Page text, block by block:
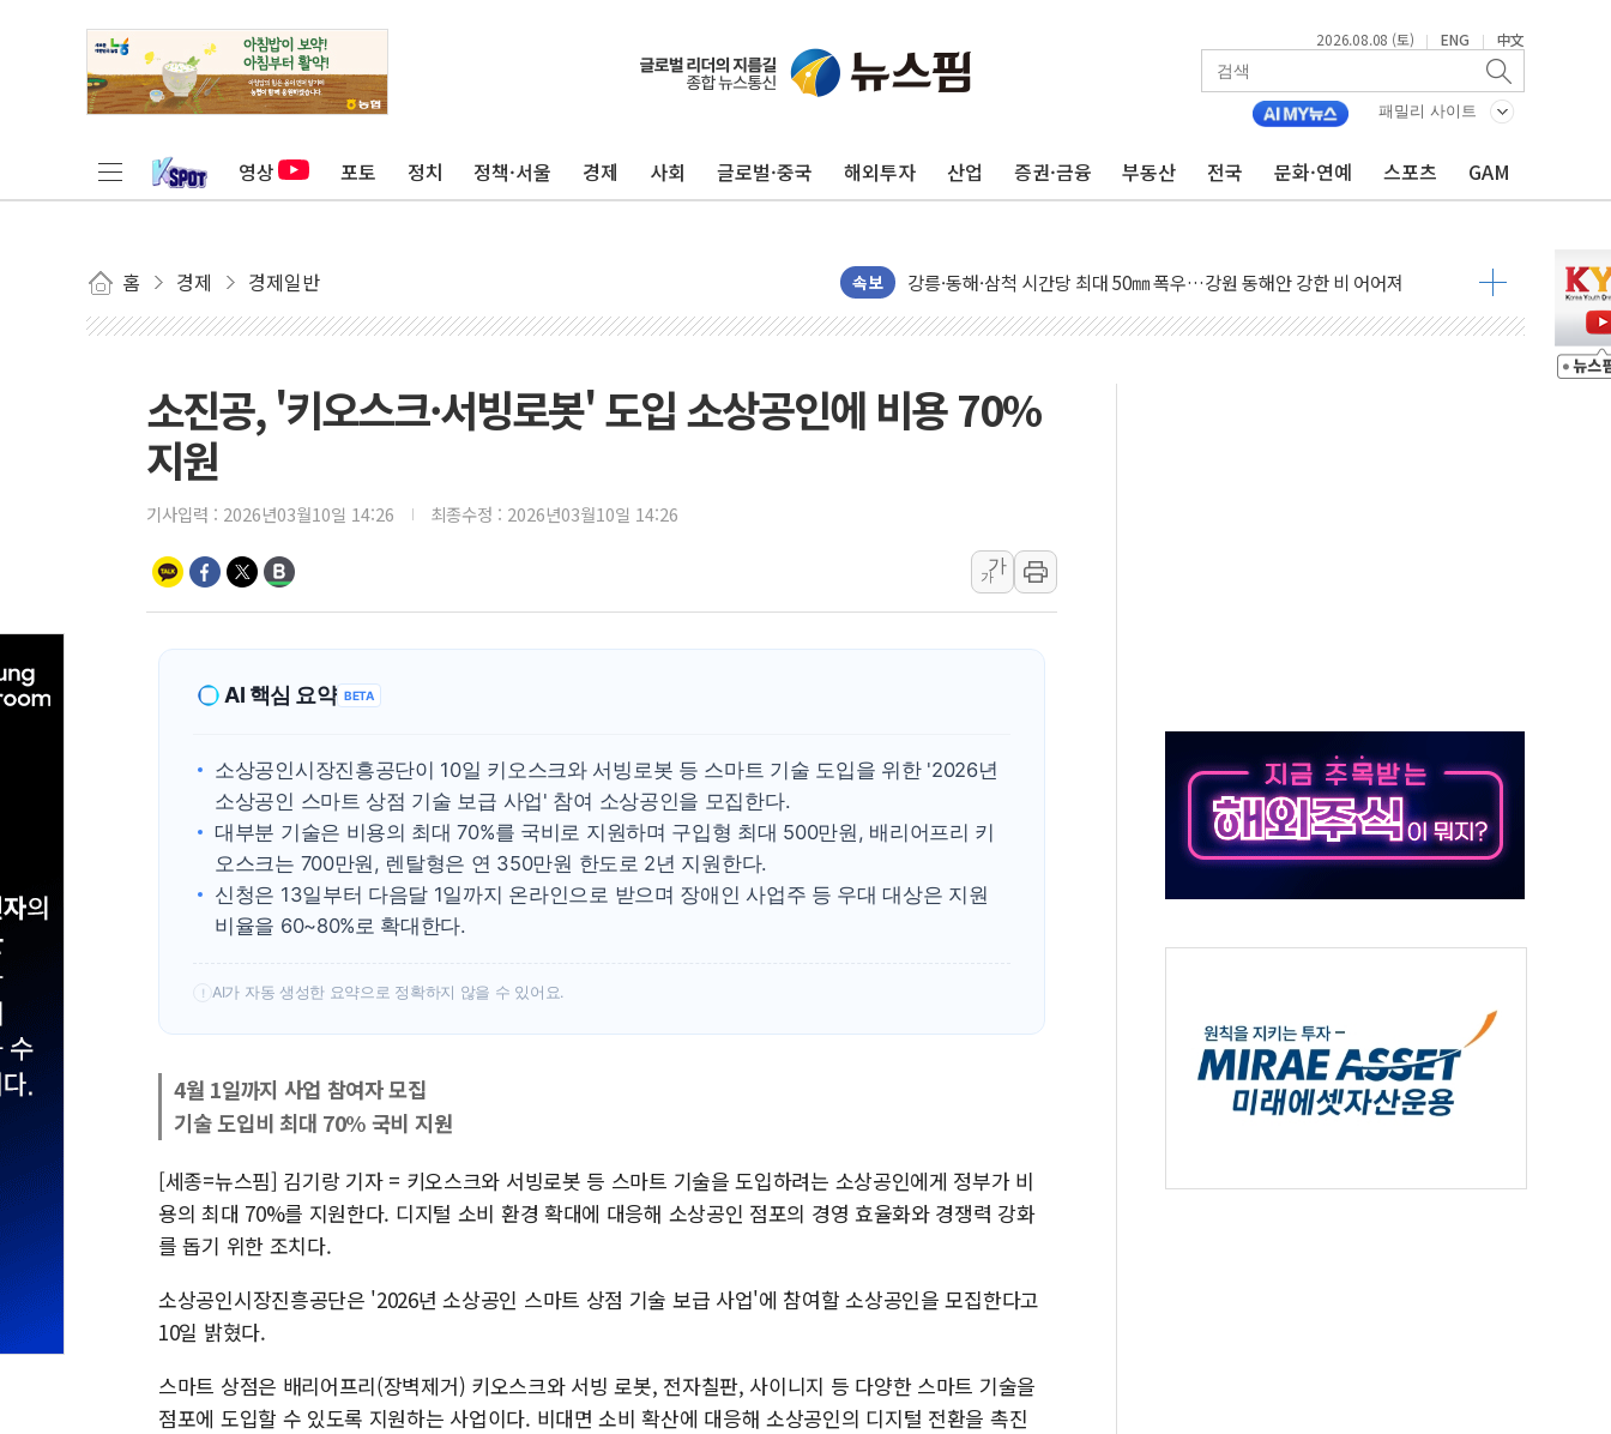
2026.08.08 (토) | ENG | 中文
패밀리 사이트
영상 포토 정치 정책·서울 경제 사회 글로벌·중국 해외투자 산업 증권·금융 부동산 전국 문화·연예 스포츠 GAM
홈 경제 경제일반 속보
이번주 국내 주요 금융일정(8.10~8.14)
폐기물 수거하다 참변…60대 환경미화원 수거차에 치여 사망
서울 중랑구 주택가서 흉기 난동…60대 남성 2명 숨져
여수 오동도 인근 해상서 모터보트 전복…1명 사망·1명 실종
'화합' 꺼낸 김민석에 '뻔뻔' 받아친 정청래…제주 연설서 신경전 고조
李대통령, ISA 개편 재검토 지시…與 "적극 환영"·野 "졸속 국정"
동해중부 전 해상 풍랑주의보…10일까지 최대 3.5m 높은 물결
연일 폭염에 온열질환 사망 23명…정부, 비상대응기구 가동
인제 용대리 계곡서 수위 상승으로 피서객 7명 고립…전원 구조
동해시, 11~14일 '별똥별 멍' 운영…페르세우스 유성우 관측
강원 중·남부 동해안 시간당 50mm 이상 폭우…호우경보 발효
청양 밭에서 일하던 90대 숨져…온열질환 여부 조사
폭염에 車 운전면허 기능시험 오전 집중 편성…체감온도 38도 넘으면 중단
소진공, '키오스크·서빙로봇' 도입 소상공인에 비용 70%
지원
기사입력 : 2026년03월10일 14:26 최종수정 : 2026년03월10일 14:26
가
가
AI 핵심 요약 BETA
소상공인시장진흥공단이 10일 키오스크와 서빙로봇 등 스마트 기술 도입을 위한 '2026년
소상공인 스마트 상점 기술 보급 사업' 참여 소상공인을 모집한다.
대부분 기술은 비용의 최대 70%를 국비로 지원하며 구입형 최대 500만원, 배리어프리 키
오스크는 700만원, 렌탈형은 연 350만원 한도로 2년 지원한다.
신청은 13일부터 다음달 1일까지 온라인으로 받으며 장애인 사업주 등 우대 대상은 지원
비율을 60~80%로 확대한다.
! AI가 자동 생성한 요약으로 정확하지 않을 수 있어요.
4월 1일까지 사업 참여자 모집
기술 도입비 최대 70% 국비 지원
[세종=뉴스핌] 김기랑 기자 = 키오스크와 서빙로봇 등 스마트 기술을 도입하려는 소상공인에게 정부가 비
용의 최대 70%를 지원한다. 디지털 소비 환경 확대에 대응해 소상공인 점포의 경영 효율화와 경쟁력 강화
를 돕기 위한 조치다.
소상공인시장진흥공단은 '2026년 소상공인 스마트 상점 기술 보급 사업'에 참여할 소상공인을 모집한다고
10일 밝혔다.
스마트 상점은 배리어프리(장벽제거) 키오스크와 서빙 로봇, 전자칠판, 사이니지 등 다양한 스마트 기술을
점포에 도입할 수 있도록 지원하는 사업이다. 비대면 소비 확산에 대응해 소상공인의 디지털 전환을 촉진